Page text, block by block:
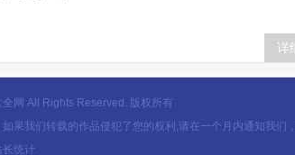
详
网 All Rights Reserved. 版权所有
我们转载的作品侵犯了您的权利,请在一个月内通知我们
长统计